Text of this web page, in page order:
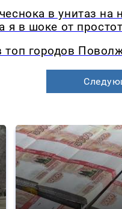
в унитаз
я в шоке от
городов